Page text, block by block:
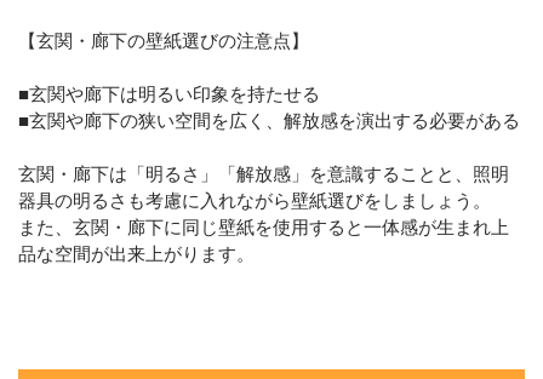
【玄関・廊下の壁紙選びの注意点】
■玄関や廊下は明るい印象を持たせる
■玄関や廊下の狭い空間を広く、解放感を演出する必要がある
玄関・廊下は「明るさ」「解放感」を意識することと、照明
器具の明るさも考慮に入れながら壁紙選びをしましょう。
また、玄関・廊下に同じ壁紙を使用すると一体感が生まれ上
品な空間が出来上がります。